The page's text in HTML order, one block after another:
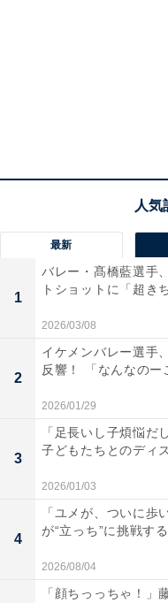
最新
1
バレー・髙橋藍選手
トショットに「超き
2026/03/08
2
イケメンバレー選手
反響！ 「なんなの
2026/01/29
3
「足長いし子煩悩だ
子どもたちとのディ
2026/01/03
4
「ユメが、ついに歩
が“立っち”に挑戦す
2026/08/04
「顔ちっっちゃ！」